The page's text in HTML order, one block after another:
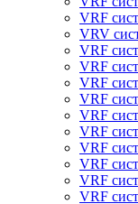
VRF
VRV
VRF
VRF
VRF
VRF
VRF
VRF
VRF
VRF
VRF
VRF